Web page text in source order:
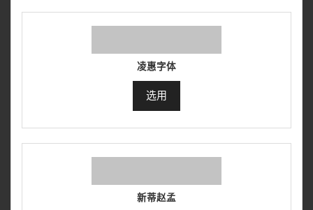
凌惠字体
选用
新蒂赵孟